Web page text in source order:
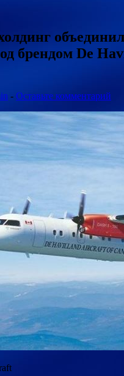
объединил
брендом De
- Оставьте комментарий